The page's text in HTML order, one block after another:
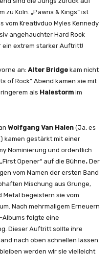
zu Köln. „Pawns & Kings“ ist
vom Kreativduo Myles Kennedy
angehauchter Hard Rock
ein extrem starker Auftritt!
an: Alter Bridge kam nicht
of Rock“ Abend kamen sie mit
als Halestorm im
Wolfgang Van Halen (Ja, es
kamen gestärkt mit einer
Nominierung und ordentlich
Opener“ auf die Bühne. Der
vom Namen der ersten Band
Mischung aus Grunge,
Metal begeistern sie vom
Nach mehrmaligem Erneuern
Albums folgte eine
Dieser Auftritt sollte ihre
nach oben schnellen lassen.
werden wir sie vielleicht